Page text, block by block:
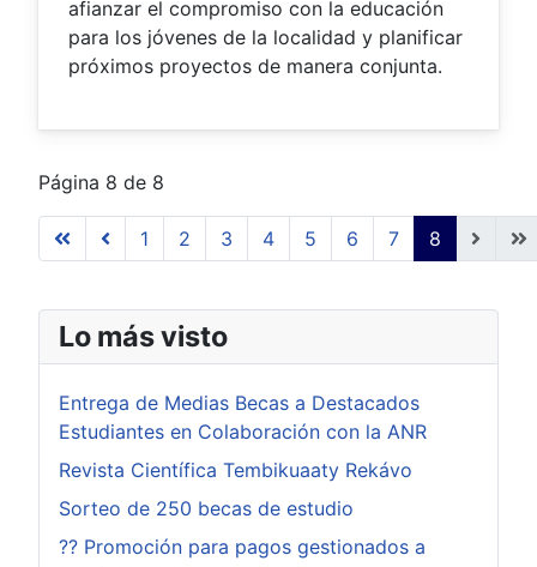
afianzar el compromiso con la educación
para los jóvenes de la localidad y planificar
próximos proyectos de manera conjunta.
Página 8 de 8
1 2 3 4 5 6 7 8
Lo más visto
Entrega de Medias Becas a Destacados
Estudiantes en Colaboración con la ANR
Revista Científica Tembikuaaty Rekávo
Sorteo de 250 becas de estudio
?? Promoción para pagos gestionados a